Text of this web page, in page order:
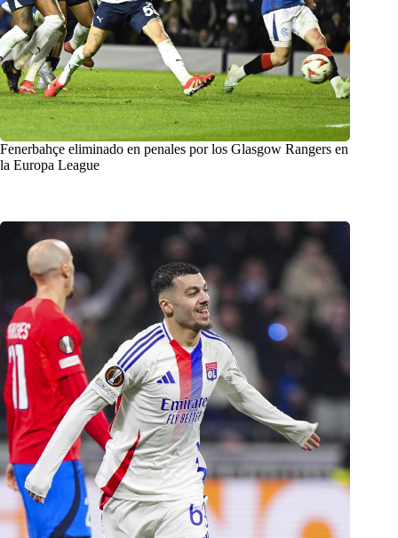
Fenerbahçe eliminado en penales por los Glasgow Rangers en
la Europa League